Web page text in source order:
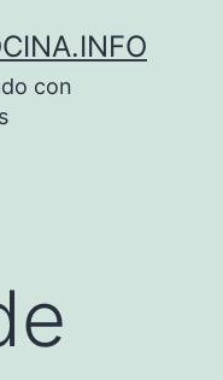
con